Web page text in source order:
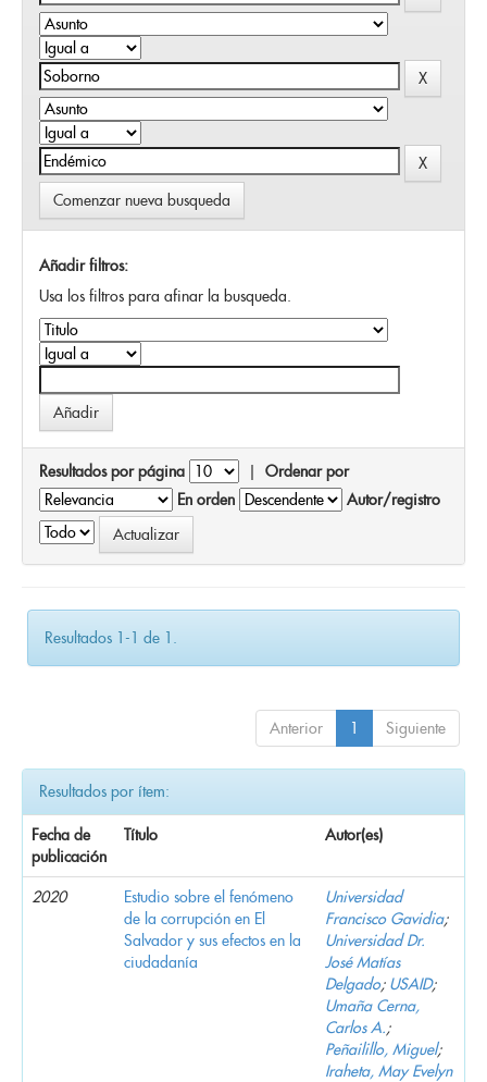
Comenzar nueva busqueda
Añadir filtros:
Usa los filtros para afinar la busqueda.
Resultados por página | Ordenar por
En orden
Autor/registro
Resultados 1-1 de 1.
Anterior 1 Siguiente
Resultados por ítem:
Fecha de
publicación
Título Autor(es)
2020
Estudio sobre el fenómeno
de la corrupción en El
Salvador y sus efectos en la
ciudadanía
Universidad
Francisco Gavidia;
Universidad Dr.
José Matías
Delgado; USAID;
Umaña Cerna,
Carlos A.;
Peñailillo, Miguel;
Iraheta, May Evelyn